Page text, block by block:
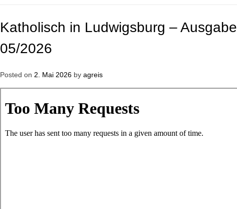
Katholisch in Ludwigsburg – Ausgabe
05/2026
Posted on 2. Mai 2026by agreis